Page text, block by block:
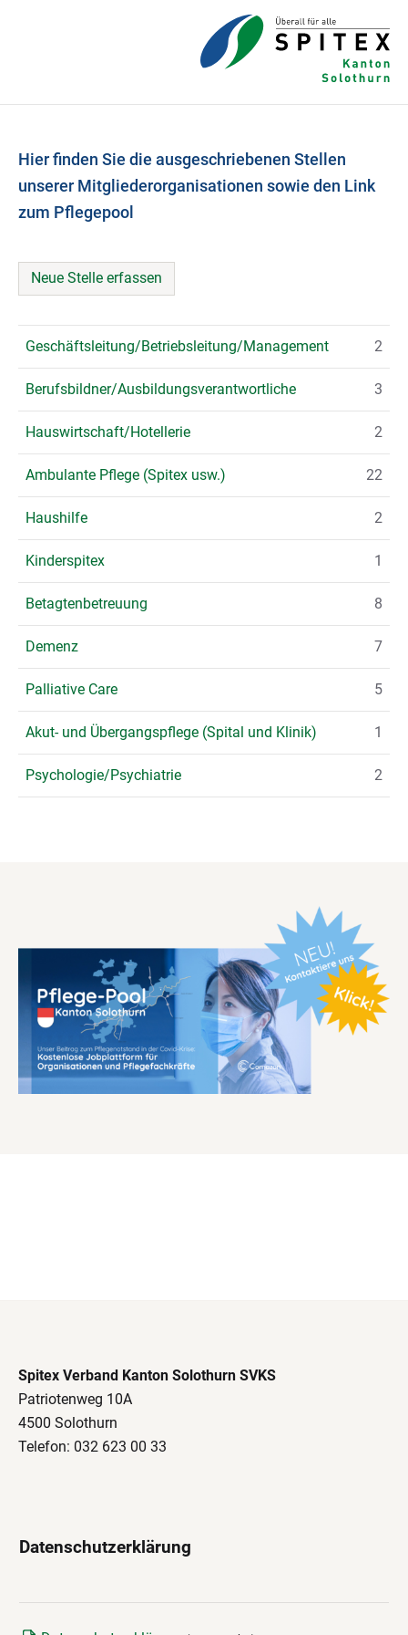
Hier finden Sie die ausgeschriebenen Stellen
unserer Mitgliederorganisationen sowie den Link
zum Pflegepool
Neue Stelle erfassen
Geschäftsleitung/Betriebsleitung/Management 2
Berufsbildner/Ausbildungsverantwortliche 3
Hauswirtschaft/Hotellerie 2
Ambulante Pflege (Spitex usw.) 22
Haushilfe 2
Kinderspitex 1
Betagtenbetreuung 8
Demenz 7
Palliative Care 5
Akut- und Übergangspflege (Spital und Klinik) 1
Psychologie/Psychiatrie 2
Spitex Verband Kanton Solothurn SVKS
Patriotenweg 10A
4500 Solothurn
Telefon: 032 623 00 33
Datenschutzerklärung